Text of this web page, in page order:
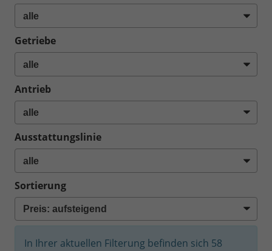
Getriebe
Antrieb
Ausstattungslinie
Sortierung
In Ihrer aktuellen Filterung befinden sich 58